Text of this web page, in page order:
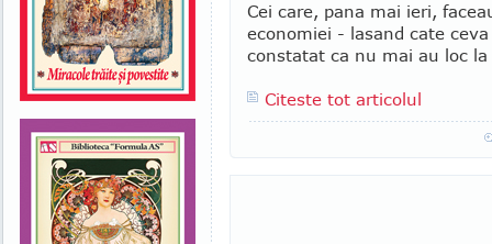
Cei care, pana mai ieri,
economiei - lasand cate
constatat ca nu mai au loc
Citeste tot articolul